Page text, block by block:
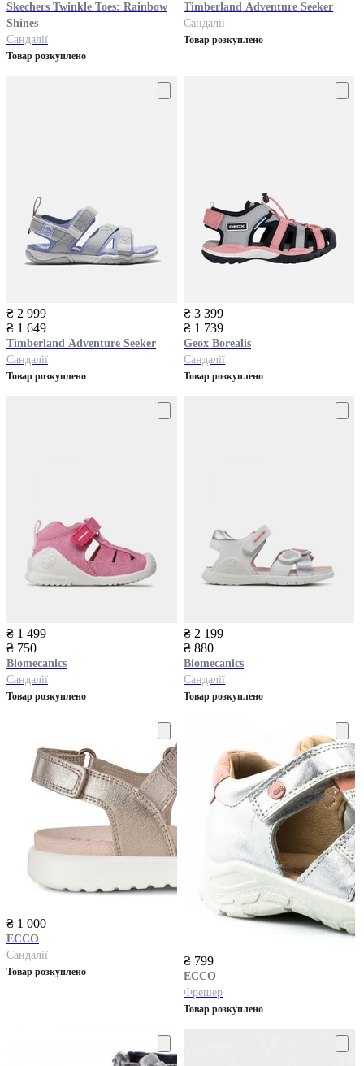
Skechers Twinkle Toes: Rainbow
Shines
Сандалії
Товар розкуплено
Timberland Adventure Seeker
Сандалії
Товар розкуплено
₴ 2 999
₴ 1 649
Timberland Adventure Seeker
Сандалії
Товар розкуплено
₴ 3 399
₴ 1 739
Geox Borealis
Сандалії
Товар розкуплено
₴ 1 499
₴ 750
Biomecanics
Сандалії
Товар розкуплено
₴ 2 199
₴ 880
Biomecanics
Сандалії
Товар розкуплено
₴ 1 000
ECCO
Сандалії
Товар розкуплено
₴ 799
ECCO
Фрешер
Товар розкуплено